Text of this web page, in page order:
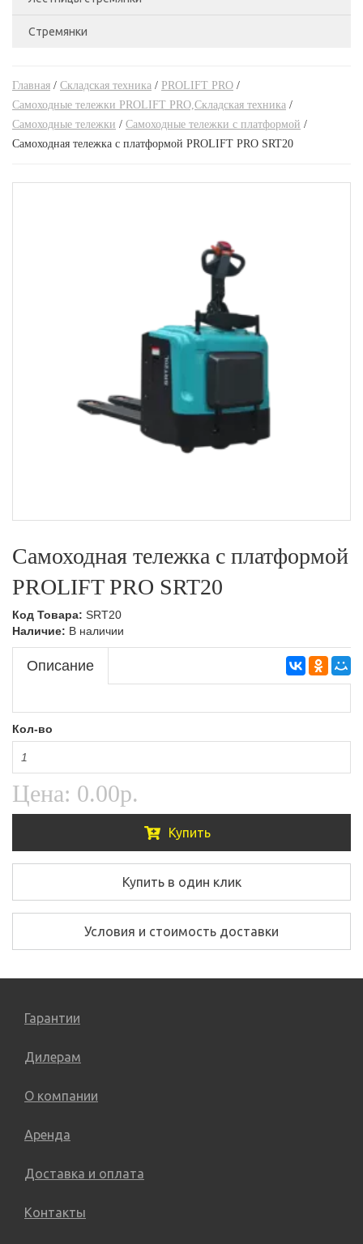
Стандартные роклы,Складская техника
Тележки с весами,Складская техника
Ручные гидравлические штабелеры
техника
Самоходные штабелеры,Складская техника
Электроштабелеры,Складская техника
Лестницы двухсекционные
Лестницы трехсекционные
Трансформеры
Стремянки
Стремянки двухсторонние
Стремянки стальные
Главная / Складская техника / PROLIFT PRO /
Самоходные тележки PROLIFT PRO,Складская техника /
Самоходные тележки / Самоходные тележки с платформой /
Самоходная тележка с платформой PROLIFT PRO SRT20
Самоходная тележка с платформой
PROLIFT PRO SRT20
Код Товара: SRT20
Наличие: В наличии
Описание
Кол-во
Цена: 0.00р.
Купить
Купить в один клик
Условия и стоимость доставки
Гарантии
Дилерам
О компании
Аренда
Доставка и оплата
Контакты